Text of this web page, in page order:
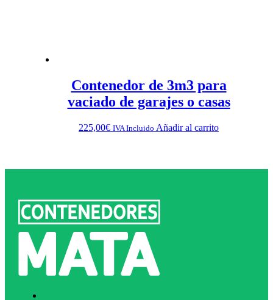
Contenedor de 3m3 para
vaciado de garajes o casas
225,00€ IVA Incluido Añadir al carrito